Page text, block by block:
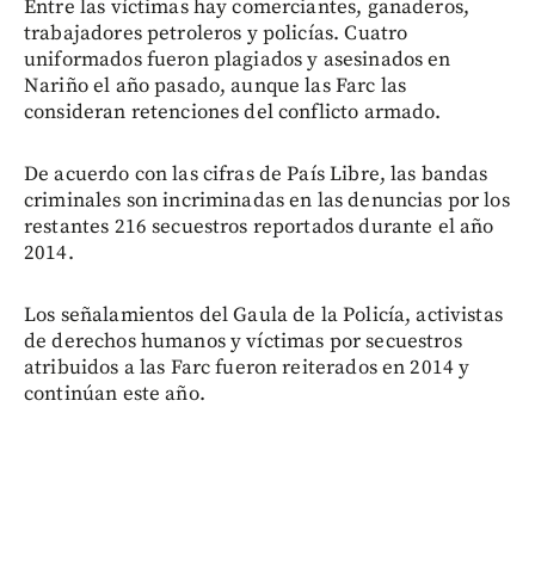
Entre las víctimas hay comerciantes, ganaderos,
trabajadores petroleros y policías. Cuatro
uniformados fueron plagiados y asesinados en
Nariño el año pasado, aunque las Farc las
consideran retenciones del conflicto armado.
De acuerdo con las cifras de País Libre, las bandas
criminales son incriminadas en las denuncias por los
restantes 216 secuestros reportados durante el año
2014.
Los señalamientos del Gaula de la Policía, activistas
de derechos humanos y víctimas por secuestros
atribuidos a las Farc fueron reiterados en 2014 y
continúan este año.